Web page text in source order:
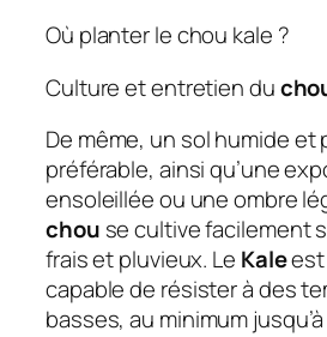
Où planter le chou kale ?
Culture et entretien du
De même, un sol humide
préférable, ainsi qu’une
ensoleillée ou une ombre
chou se cultive facilement
frais et pluvieux. Le Kaleest
capable de résister à des
basses, au minimum jusqu’à